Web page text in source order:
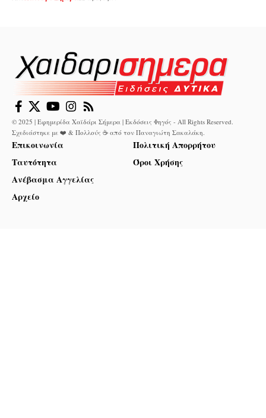
© 2025 | Εφημερίδα Χαϊδάρι Σήμερα | Εκδόσεις Φηγός - All Rights Reserved.
Σχεδιάστηκε με ❤️ & Πολλούς ☕ από τον Παναγιώτη Σακαλάκη
Επικοινωνία
Ταυτότητα
Ανέβασμα Αγγελίας
Αρχείο
Πολιτική Απορρήτου
Όροι Χρήσης